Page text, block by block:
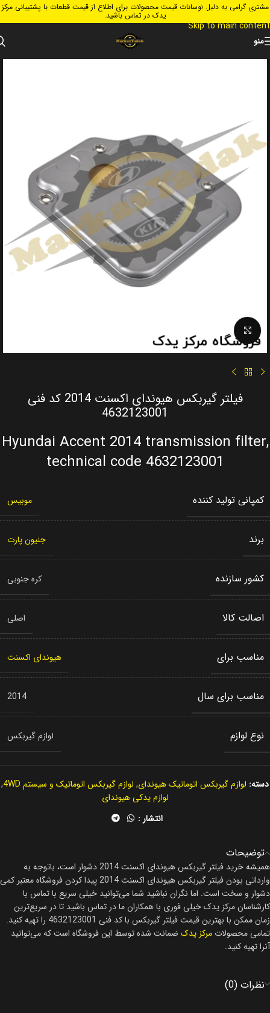
Skip to navigation
Skip to main content
مشتری گرامی به دلیل نوسانات قیمت محصولات برای اطلاع از قیمت قطعات با پشتیبانی مرکز
یدک در تماس باشید.
منو
Click to enlarge
فیلتر گیربکس هیوندای اکسنت 2014 کد فنی
4632123001
Hyundai Accent 2014 transmission filter,
technical code 4632123001
کمپانی تولید کننده موبیس
برند جنیون پارت
کشور سازنده کره جنوبی
اصالت کالا اصلی
مناسب برای هیوندای اکسنت
مناسب برای سال 2014
نوع لوازم لوازم گیربکس
دسته: لوازم گیربکس اتوماتیک هیوندای, لوازم گیربکس اتوماتیک و سیستم 4WD
,
لوازم یدکی هیوندای
انتشار :
توضیحات
همیشه خرید فیلتر گیربکس هیوندای اکسنت 2014 دشوار است، باتوجه به
وارداتی بودن فیلتر گیربکس هیوندای اکسنت 2014 پیدا کردن فروشگاه معتبر کمی
دشوار و سخت است. اما نگران نباشید شما می‌توانید خیلی سریع با تماس با
کارشناسان مرکز یدک خیلی فوری با همکاران ما در تماس باشید تا در سریع‌ترین
زمان ممکن با بهترین قیمت فیلتر گیربکس با کد فنی 4632123001 را تهیه کنید.
تمامی محصولات مرکز یدک ضمانت شده توسط این فروشگاه است که می‌توانید
آنرا تهیه کنید.
نظرات (0)